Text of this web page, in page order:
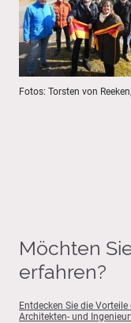
Fotos: Torsten von
Möchten
erfahren?
Entdecken Sie die
Architekten- und